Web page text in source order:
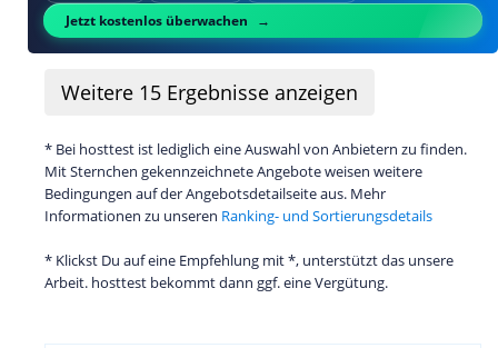
Jetzt kostenlos überwachen
Weitere 15 Ergebnisse anzeigen
* Bei hosttest ist lediglich eine Auswahl von Anbietern zu finden.
Mit Sternchen gekennzeichnete Angebote weisen weitere
Bedingungen auf der Angebotsdetailseite aus. Mehr
Informationen zu unseren Ranking- und Sortierungsdetails
* Klickst Du auf eine Empfehlung mit *, unterstützt das unsere
Arbeit. hosttest bekommt dann ggf. eine Vergütung.